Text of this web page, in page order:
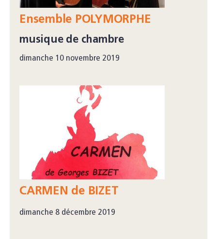
Ensemble POLYMORPHE
musique de chambre
dimanche 10 novembre 2019
CARMEN de BIZET
dimanche 8 décembre 2019